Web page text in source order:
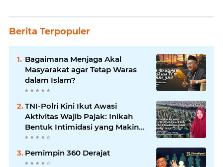
Berita Terpopuler
Bagaimana Menjaga Akal
Masyarakat agar Tetap Waras
dalam Islam?
TNI-Polri Kini Ikut Awasi
Aktivitas Wajib Pajak: Inikah
Bentuk Intimidasi yang Makin
Menekan Rakyat?
Pemimpin 360 Derajat